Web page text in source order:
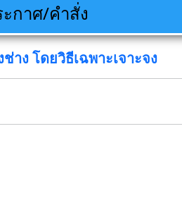
กาศ/คำสั่ง
าง โดยวิธีเฉพาะเจาะจง